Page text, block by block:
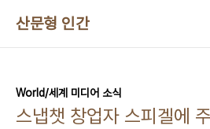
산문형 인간
World/세계 미디어 소식
스냅챗 창업자 스피겔에